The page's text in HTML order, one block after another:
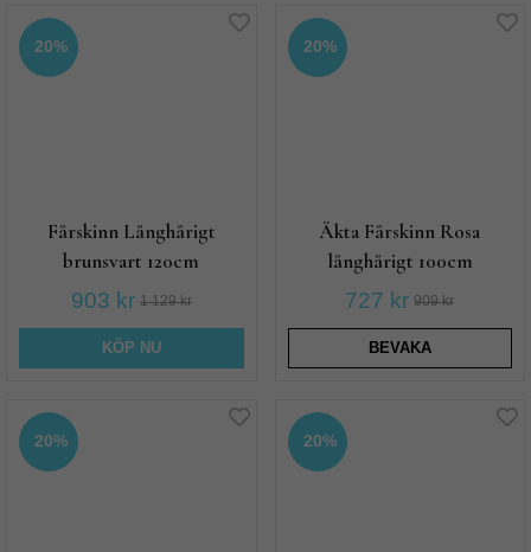
20%
Fårskinn Långhårigt
brunsvart 120cm
903 kr 1 129 kr
KÖP NU
20%
Äkta Fårskinn Rosa
långhårigt 100cm
727 kr 909 kr
BEVAKA
20% 20%